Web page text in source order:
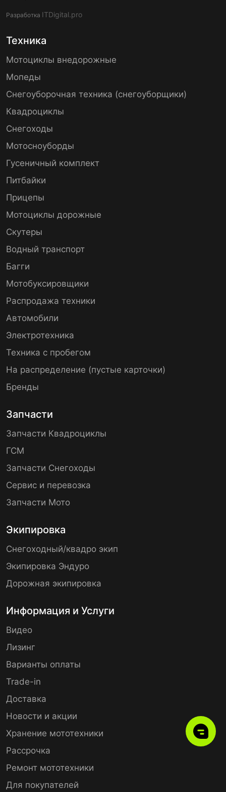
Разработка ITDigital.pro
Техника
Мотоциклы внедорожные
Мопеды
Снегоуборочная техника (снегоуборщики)
Квадроциклы
Снегоходы
Мотосноуборды
Гусеничный комплект
Питбайки
Прицепы
Мотоциклы дорожные
Скутеры
Водный транспорт
Багги
Мотобуксировщики
Распродажа техники
Автомобили
Электротехника
Техника с пробегом
На распределение (пустые карточки)
Бренды
Запчасти
Запчасти Квадроциклы
ГСМ
Запчасти Снегоходы
Сервис и перевозка
Запчасти Мото
Экипировка
Снегоходный/квадро экип
Экипировка Эндуро
Дорожная экипировка
Информация и Услуги
Видео
Лизинг
Варианты оплаты
Trade-in
Доставка
Новости и акции
Хранение мототехники
Рассрочка
Ремонт мототехники
Для покупателей